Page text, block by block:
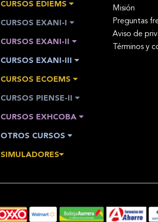
CURSOS EDIEMS
CURSOS EXANI-I
CURSOS EXANI-II
CURSOS EXANI-III
CURSOS ECOEMS
CURSOS PIENSE-II
CURSOS EXHCOBA
OTROS CURSOS
SIMULADORES
Misión
Preguntas
Aviso de
Términos y